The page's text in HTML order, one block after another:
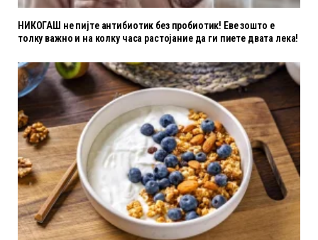
НИКОГАШ не пијте антибиотик без пробиотик! Еве зошто е
толку важно и на колку часа растојание да ги пиете двата лека!